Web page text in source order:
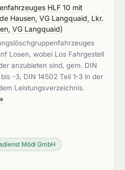
HLF 10 mit
Hausen, VG Langquaid, Lkr.
VG Langquaid)
Losen, wobei Los Fahrgestell
anzubieten sind, gem. DIN
-3, DIN 14502 Teil 1-3 in der
Leistungsverzeichnis.
Mödl GmbH